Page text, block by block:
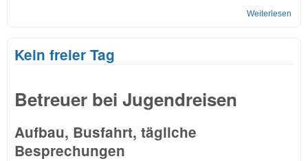
Weiterlesen
Kein freier Tag
Betreuer bei Jugendreisen
Aufbau, Busfahrt, tägliche
Besprechungen